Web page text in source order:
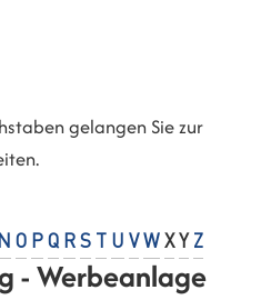
gelangen Sie zur
N O P Q R S U V W X Y Z
- Werbeanlage